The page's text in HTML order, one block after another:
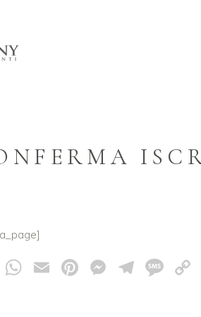
Facebook
WhatsApp
EmailPinterest